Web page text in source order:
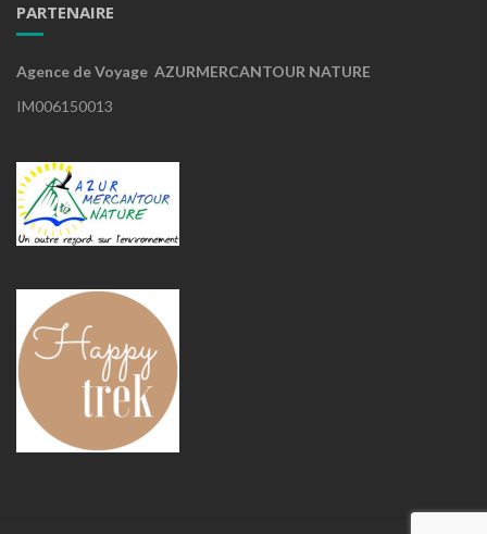
PARTENAIRE
Agence de Voyage AZURMERCANTOUR NATURE
IM006150013